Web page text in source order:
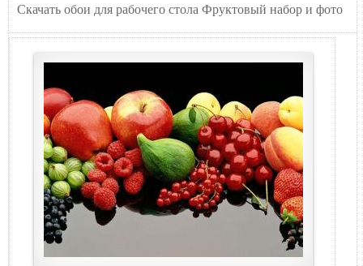
Скачать обои для рабочего стола Фруктовый набор и фото